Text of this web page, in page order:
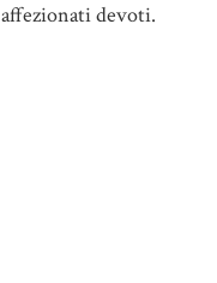
affezionati devoti.